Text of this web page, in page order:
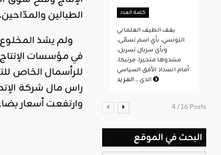
الطبالين والمدّاحين.
ولم يشذ
في مؤسسات
للرأسمال الخاص
راس مال شركة
وارتفعت أسعار
كلمة العدد
يقف الطيف العلماني
التونسي، بأي اسم تسمّى،
وبأي سربال تسربل،
مشدوها متحيرا، مرتبكا،
أمام انسداد الأفق السياسي
الذي ...المزيد
4 / 16 Posts
البحث في الموقع